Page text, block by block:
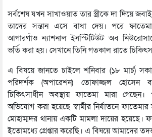
সর্বশেষ যখন সাখাওয়াত তার স্ত্রীকে দা দিয়ে
তাদের সন্তান এসে বাধা দেয়। পরে
আগারগাঁও ন্যাশনাল ইনস্টিটিউট অব
ভর্তি করা হয়। সেখানে তিনি গতকাল রাতে
এ বিষয়ে জানতে চাইলে শনিবার (১৮ মার্চ)
পরিদর্শক (অপারেশন) তোফাজ্জল হোসেন
চিকিৎসাধীন অবস্থায় ফাতেমা মারা
অভিযোগ করা হয়েছে স্বামীর নির্যাতনে
মোহাম্মদর থানায় একটি মামলা দায়ের হয়েছে।
ইতোমধ্যে গ্রেপ্তার করেছি। এ বিষয়ে আমাদের